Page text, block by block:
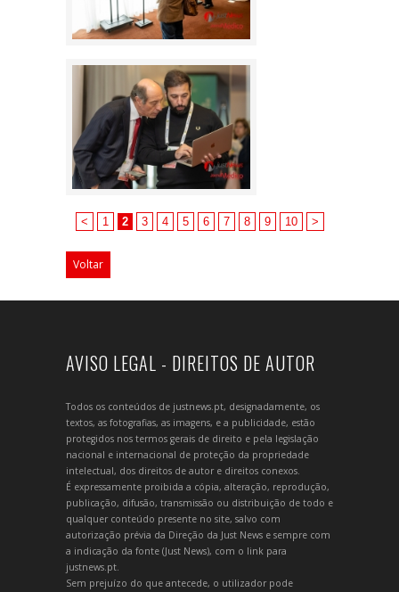
< 1 2 3 4 5 6 7 8 9 10 >
Voltar
AVISO LEGAL - DIREITOS DE AUTOR
Todos os conteúdos de justnews.pt, designadamente, os
textos, as fotografias, as imagens, e a publicidade, estão
protegidos nos termos gerais de direito e pela legislação
nacional e internacional de proteção da propriedade
intelectual, dos direitos de autor e direitos conexos.
É expressamente proibida a cópia, alteração, reprodução,
publicação, difusão, transmissão ou distribuição de todo e
qualquer conteúdo presente no site, salvo com
autorização prévia da Direção da Just News e sempre com
a indicação da fonte (Just News), com o link para
justnews.pt.
Sem prejuízo do que antecede, o utilizador pode